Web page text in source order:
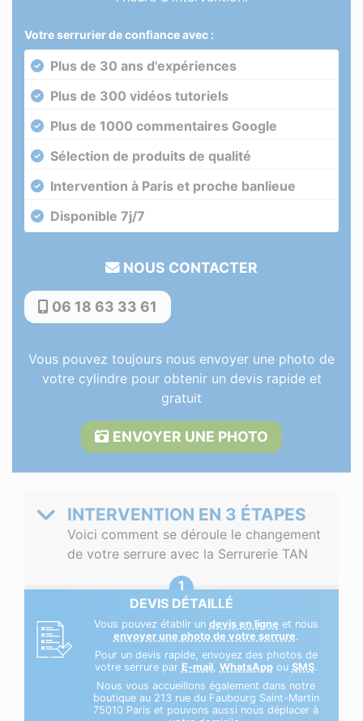
Votre serrurier de confiance avec :
Plus de 30 ans d'expériences
Plus de 300 vidéos tutoriels
Plus de 1000 commentaires Google
Sélection de produits de qualité
Intervention à Paris et proche banlieue
Disponible 7j/7
NOUS CONTACTER
06 18 63 33 61
Vous pouvez toujours nous envoyer une photo de
votre cylindre pour obtenir un devis rapide et
gratuit
ENVOYER UNE PHOTO
INTERVENTION EN 3 ÉTAPES
Voici comment se déroule le changement
de votre serrure avec la Serrurerie TAN
DEVIS DÉTAILLÉ
Vous pouvez établir un devis en ligne et nous
envoyer une photo de votre serrure.
Pour un devis rapide, envoyez des photos de
votre serrure par E-mail, WhatsAppou SMS.
Nous vous accueillons également dans notre
boutique au 213 rue du Faubourg Saint-Martin
75010 Paris et pouvons aussi nous déplacer à